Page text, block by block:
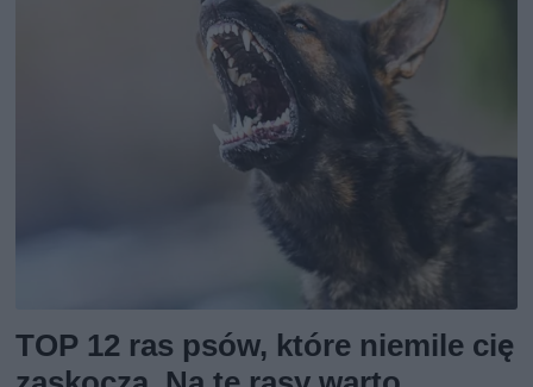
TOP 12 ras psów, które niemile cię